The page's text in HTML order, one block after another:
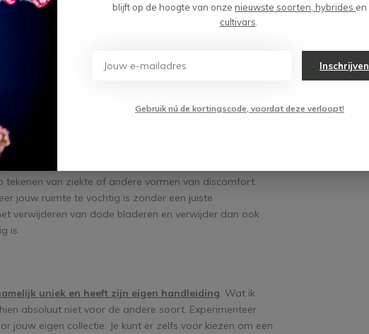
Deze is speciaal ontworpen voor de vleesetende plant,
plant
niet extra bemest. Dit kan namelijk meer schade
namelijk goed overleven op de insecten die ze
Dan kun je er altijd voor kiezen om jouw vleesetende
van ziekte of andere vormen van discomfort.
jouw ruimte te vochtig is zonder een juiste
verwijderen van dode bladeren en verwijder dan ook
is.
uniek en heeft zijn eigen handleiding. Wat ik
absoluut niet voor de andere soort. Experimenteer
jouw eigen collectie. Je kunt er zelfs voor kiezen om een
blijft op de hoogte van onze nieuwste soorten, hybrides en
cultivars
Inschrijven
Gebruik nú de kortingscode, voordat deze verloopt!